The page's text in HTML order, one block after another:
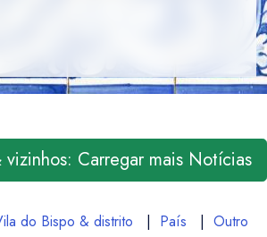
Carregar mais Notícias
do Bispo & distrito | País | Outro